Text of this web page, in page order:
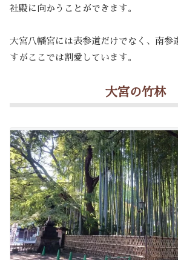
社殿に向かうことができます。
大宮八幡宮には表参道だけでなく、南参
すがここでは割愛しています。
大宮の竹林